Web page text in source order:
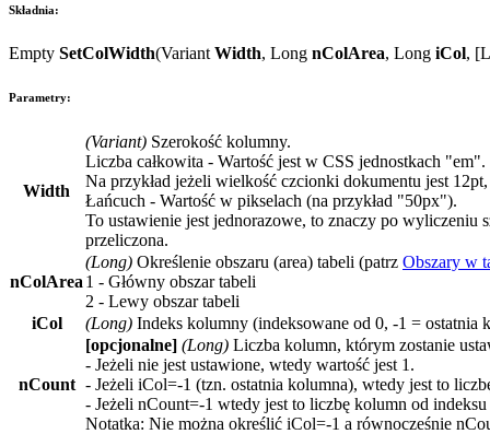
Składnia:
Empty SetColWidth(Variant Width, Long nColArea, Long iCol, [
Parametry:
Width
(Variant) Szerokość kolumny.
Liczba całkowita - Wartość jest w CSS jednostkach "em".
Na przykład jeżeli wielkość czcionki dokumentu jest 12pt
Łańcuch - Wartość w pikselach (na przykład "50px").
To ustawienie jest jednorazowe, to znaczy po wyliczeniu
przeliczona.
nColArea
(Long) Określenie obszaru (area) tabeli (patrz Obszary w
1 - Główny obszar tabeli
2 - Lewy obszar tabeli
iCol
(Long) Indeks kolumny (indeksowane od 0, -1 = ostatnia
nCount
[opcjonalne] (Long) Liczba kolumn, którym zostanie
- Jeżeli nie jest ustawione, wtedy wartość jest 1.
- Jeżeli iCol=-1 (tzn. ostatnia kolumna), wtedy jest to
- Jeżeli nCount=-1 wtedy jest to liczbę kolumn od indeksu
Notatka: Nie można określić iCol=-1 a równocześnie